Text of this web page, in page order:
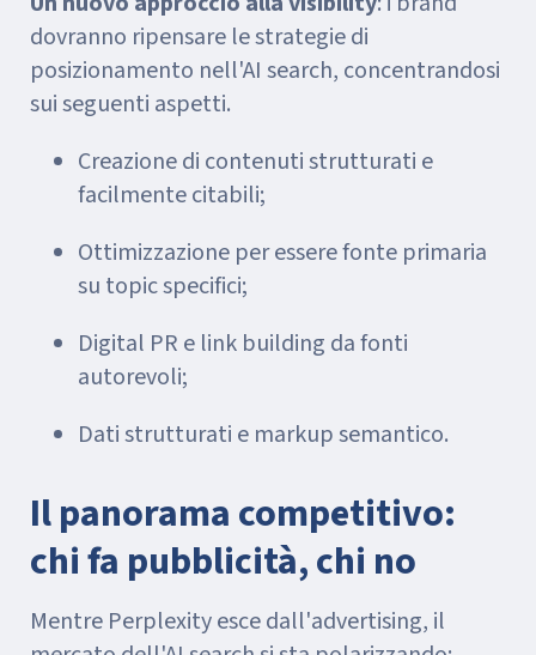
dovranno ripensare le strategie di
posizionamento nell'AI search, concentrandosi
sui seguenti aspetti.
Creazione di contenuti strutturati e
facilmente citabili;
Ottimizzazione per essere fonte primaria
su topic specifici;
Digital PR e link building da fonti
autorevoli;
Dati strutturati e markup semantico.
Il panorama competitivo:
chi fa pubblicità, chi no
Mentre Perplexity esce dall'advertising, il